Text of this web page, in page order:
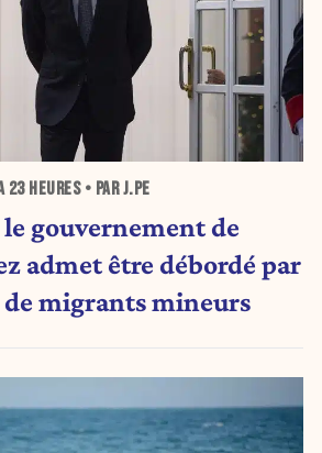
23 HEURES• PAR J.PE
le gouvernement de
admet être débordé par
de migrants mineurs